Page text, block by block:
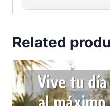
Related